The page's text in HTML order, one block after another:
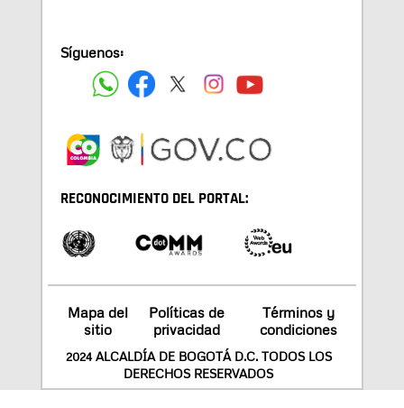
Síguenos:
RECONOCIMIENTO DEL PORTAL:
Mapa del
sitio
Políticas de
privacidad
Términos y
condiciones
2024 ALCALDÍA DE BOGOTÁ D.C. TODOS LOS
DERECHOS RESERVADOS